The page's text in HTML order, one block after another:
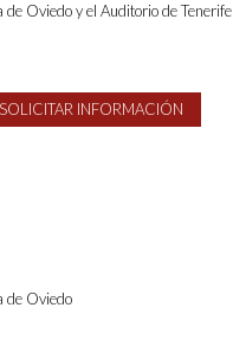
Oviedo y el Auditorio de Tenerife
SOLICITAR INFORMACIÓN
de Oviedo